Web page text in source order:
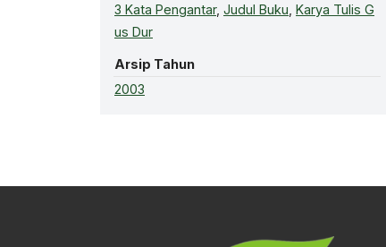
3 Kata Pengantar, Judul Buku Karya Tulis G
us Dur
Arsip Tahun
2003